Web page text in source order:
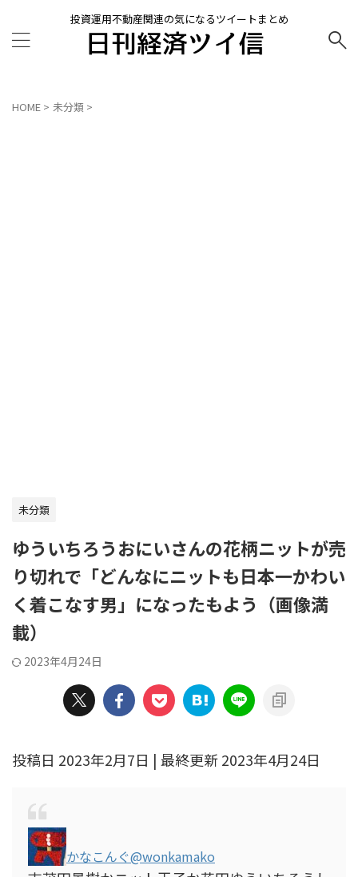
投資運用不動産関連の気になるツイートまとめ
HOME > 未分類 >
未分類
ゆういちろうおにいさんの花柄ニットが売
り切れで「どんなにニットも日本一かわい
く着こなす男」になったもよう（画像満
載）
2023年4月24日
投稿日 2023年2月7日 | 最終更新 2023年4月24日
かなこんぐ@wonkamako